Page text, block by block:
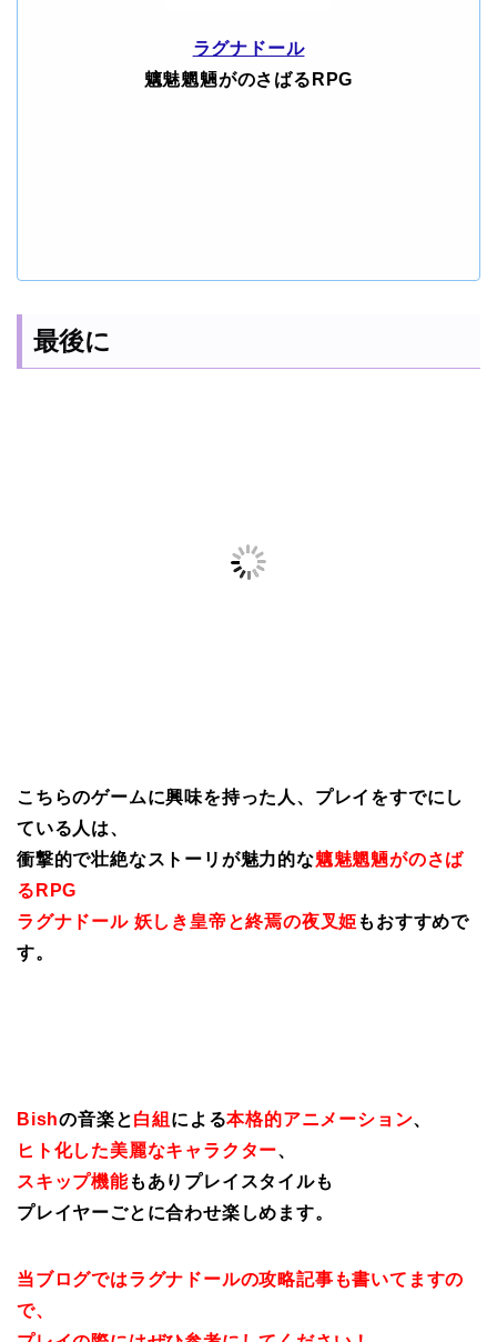
ラグナドール
魑魅魍魎がのさばるRPG
最後に
こちらのゲームに興味を持った人、プレイをすでにし
ている人は、
衝撃的で壮絶なストーリが魅力的な魑魅魍魎がのさば
るRPG
ラグナドール 妖しき皇帝と終焉の夜叉姫 もおすすめで
す。
Bishの音楽と白組 による本格的アニメーション、
ヒト化した美麗なキャラクター、
スキップ機能もありプレイスタイルも
プレイヤーごとに合わせ楽しめます。
当ブログではラグナドールの攻略記事も書いてますの
で、